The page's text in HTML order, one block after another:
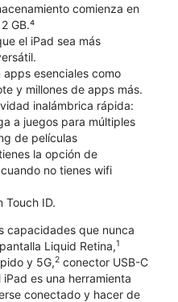
comienza en
GB.⁴
el iPad sea más
esenciales como
y millones de apps más.
inalámbrica rápida:
a juegos para múltiples
de películas
la opción de
no tienes wifi
Touch ID.
capacidades que nunca
Liquid Retina,1
y 5G,2 conector USB-C
es una herramienta
conectado y hacer de